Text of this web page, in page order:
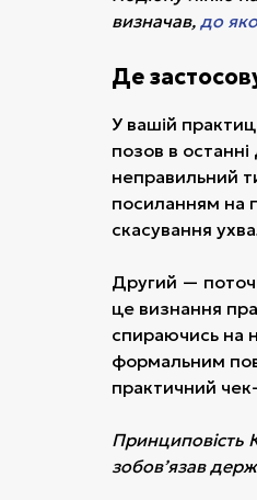
визначав, до
Де
У вашій
позов в
неправильний
посиланням на
скасування
Другий —
це визнання
спираючись на
формальним
практичний
Принциповість
зобов’язав